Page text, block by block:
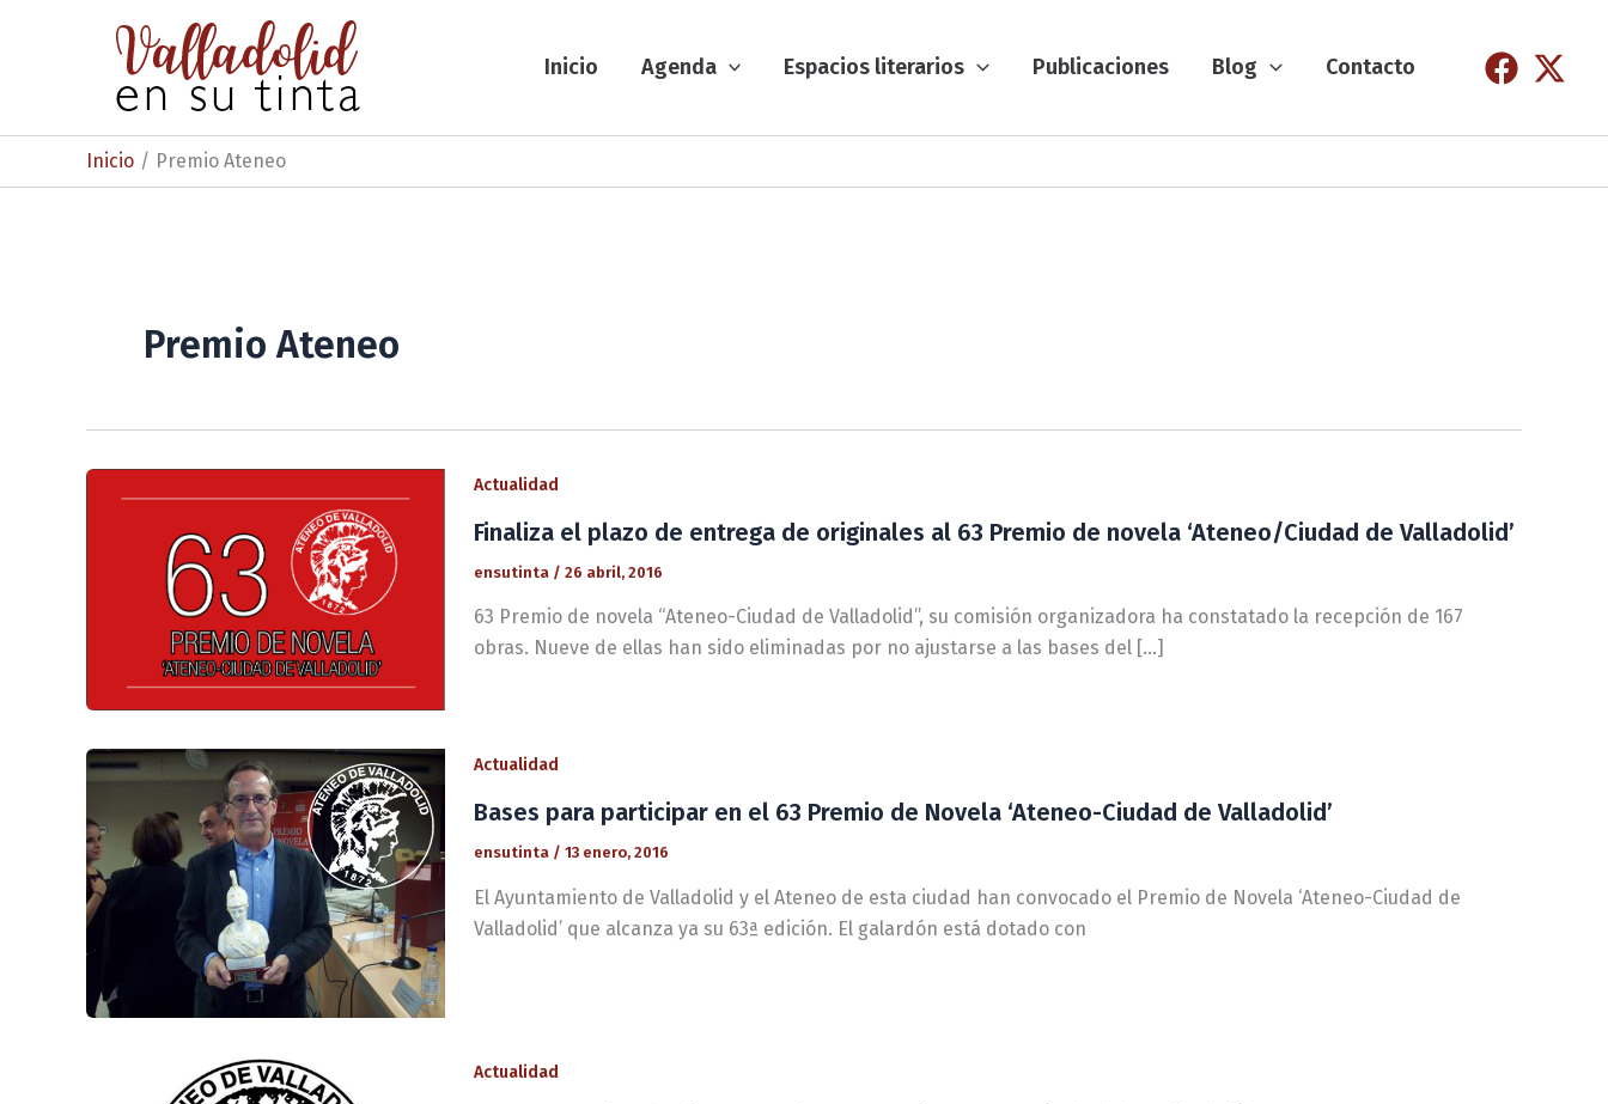
Inicio Agenda Espacios literarios Publicaciones Blog Contacto
Inicio Premio Ateneo
Premio Ateneo
Actualidad
Finaliza el plazo de entrega de originales al 63 Premio de novela ‘Ateneo/Ciudad de Valladolid’
ensutinta / 26 abril, 2016
63 Premio de novela “Ateneo-Ciudad de Valladolid”, su comisión organizadora ha constatado la recepción de 167
obras. Nueve de ellas han sido eliminadas por no ajustarse a las bases del […]
Actualidad
Bases para participar en el 63 Premio de Novela ‘Ateneo-Ciudad de Valladolid’
ensutinta / 13 enero, 2016
El Ayuntamiento de Valladolid y el Ateneo de esta ciudad han convocado el Premio de Novela ‘Ateneo-Ciudad de
Valladolid’ que alcanza ya su 63ª edición. El galardón está dotado con
Actualidad